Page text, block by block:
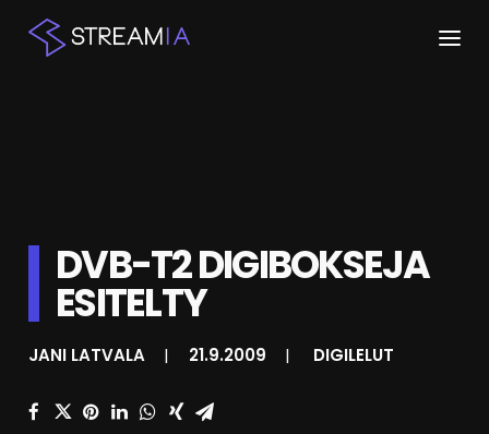
KESKUSTELU
SHOP
HAKU
DVB-T2 DIGIBOKSEJA
ESITELTY
JANI LATVALA | 21.9.2009 | DIGILELUT